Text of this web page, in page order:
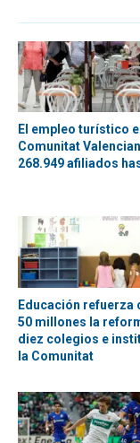
El empleo turístico
Comunitat
268.949 afiliados
Educación refuerza
50 millones la
diez colegios e
la Comunitat